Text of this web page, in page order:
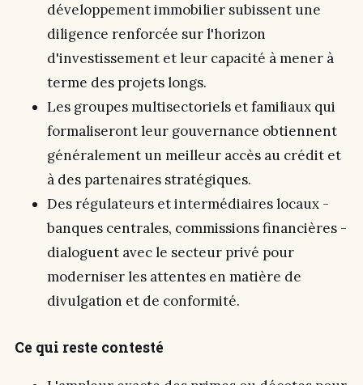
développement immobilier subissent une
diligence renforcée sur l'horizon
d'investissement et leur capacité à mener à
terme des projets longs.
Les groupes multisectoriels et familiaux qui
formaliseront leur gouvernance obtiennent
généralement un meilleur accès au crédit et
à des partenaires stratégiques.
Des régulateurs et intermédiaires locaux -
banques centrales, commissions financières -
dialoguent avec le secteur privé pour
moderniser les attentes en matière de
divulgation et de conformité.
Ce qui reste contesté